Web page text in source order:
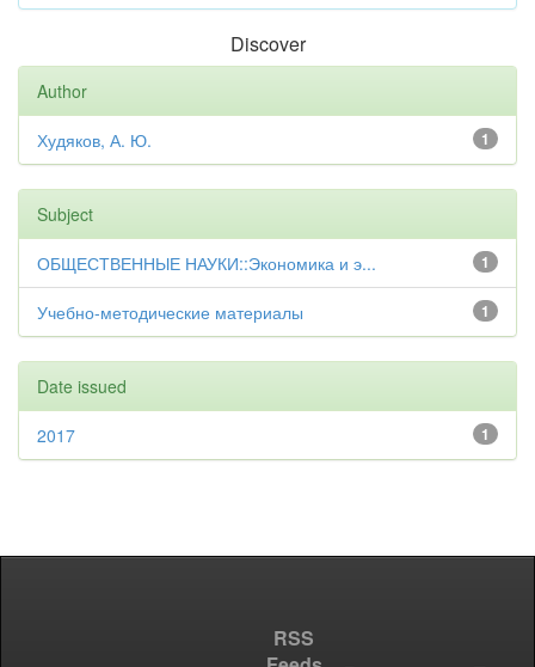
Discover
Author
1
Худяков, А. Ю.
Subject
1
ОБЩЕСТВЕННЫЕ НАУКИ::Экономика и э...
1
Учебно-методические материалы
Date issued
1
2017
RSS